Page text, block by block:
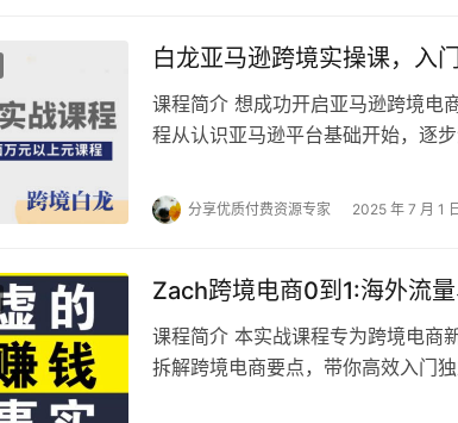
白龙亚马逊跨境实操课，入
课程简介 想成功开启亚马逊跨境电
程从认识亚马逊平台基础开始，逐
分享优质付费资源专家 2025 年 7 月 1
Zach跨境电商0到1:海外流
课程简介 本实战课程专为跨境电商
拆解跨境电商要点，带你高效入门